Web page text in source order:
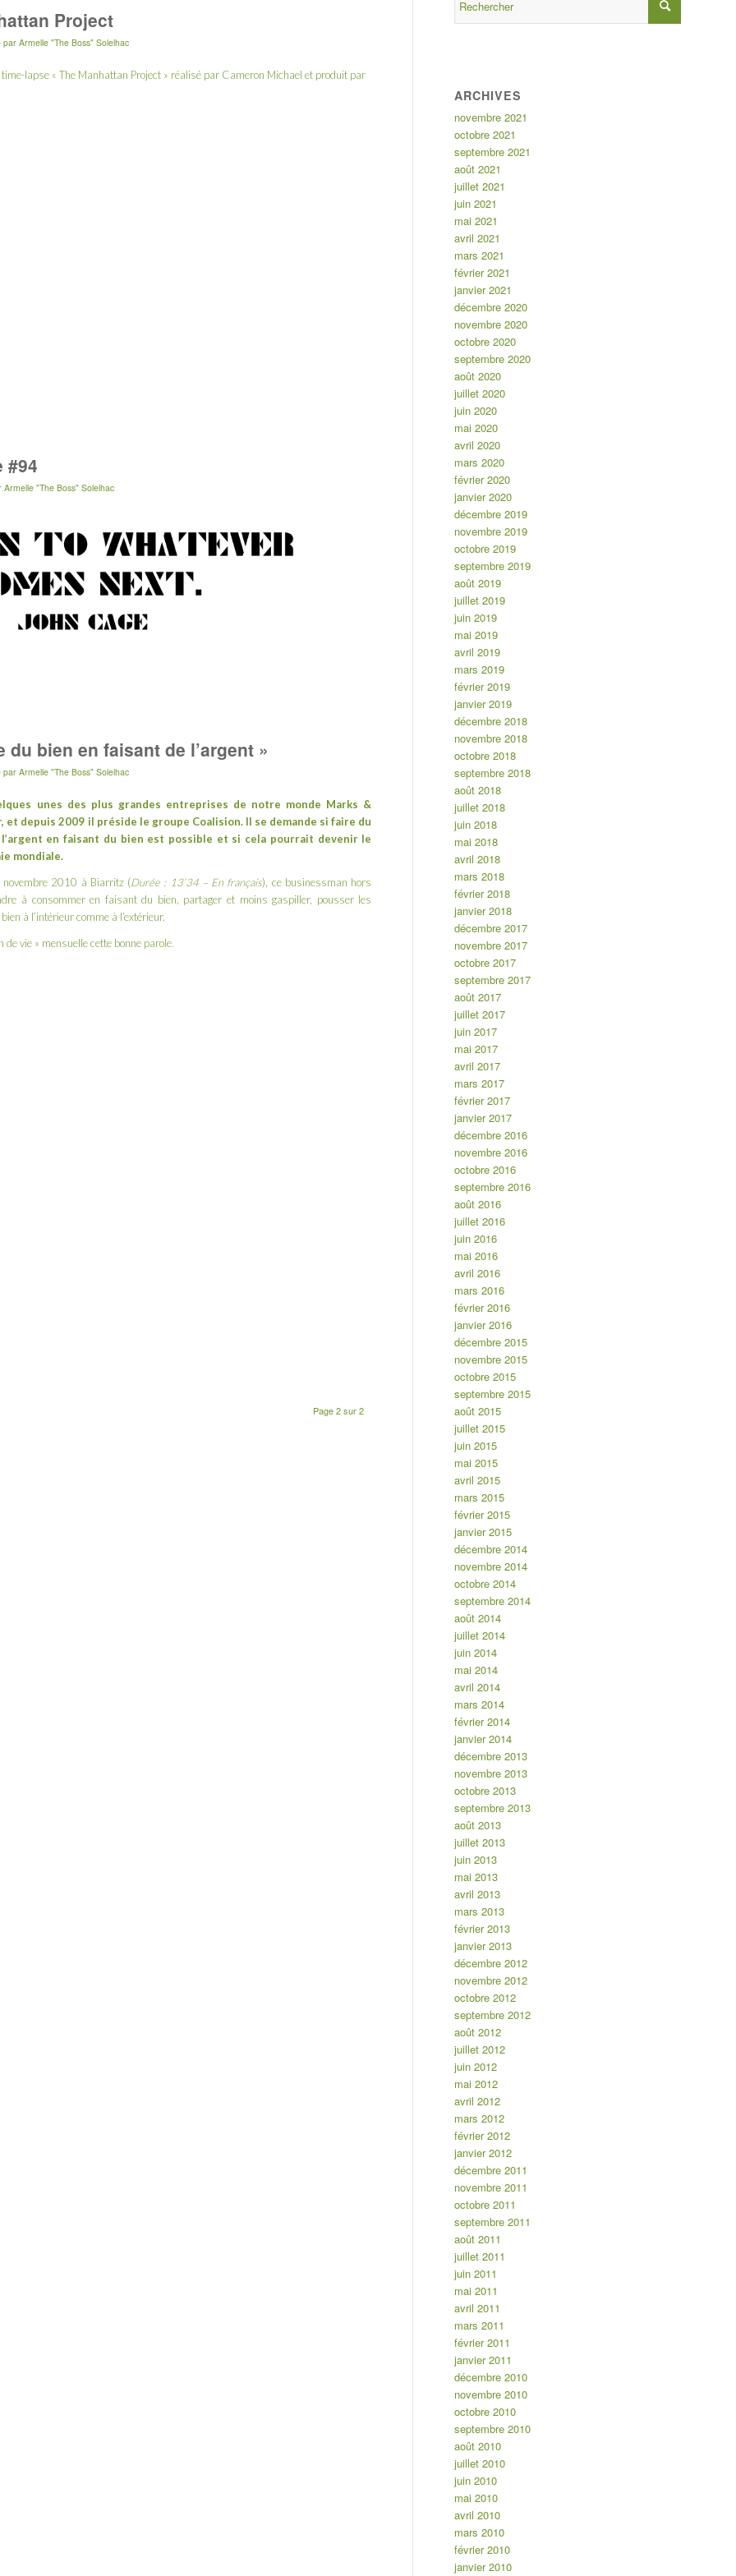
Project
par Armelle "The Boss" Solelhac
lapse « The Manhattan Project » réalisé par Cameron Michael et produit par
#94
Armelle "The Boss" Solelhac
bien en faisant de l’argent »
par Armelle "The Boss" Solelhac
unes des plus grandes entreprises de notre monde Marks &
, et depuis 2009 il préside le groupe Coalision. Il se demande si faire du
en faisant du bien est possible et si cela pourrait devenir le
mondiale.
novembre 2010 à Biarritz (Durée : 13’34 – En français), ce businessman hors
à consommer en faisant du bien, partager et moins gaspiller, pousser les
à l’intérieur comme à l’extérieur.
vie » mensuelle cette bonne parole.
Page 2 sur 2
ARCHIVES
novembre 2021
octobre 2021
septembre 2021
août 2021
juillet 2021
juin 2021
mai 2021
avril 2021
mars 2021
février 2021
janvier 2021
décembre 2020
novembre 2020
octobre 2020
septembre 2020
août 2020
juillet 2020
juin 2020
mai 2020
avril 2020
mars 2020
février 2020
janvier 2020
décembre 2019
novembre 2019
octobre 2019
septembre 2019
août 2019
juillet 2019
juin 2019
mai 2019
avril 2019
mars 2019
février 2019
janvier 2019
décembre 2018
novembre 2018
octobre 2018
septembre 2018
août 2018
juillet 2018
juin 2018
mai 2018
avril 2018
mars 2018
février 2018
janvier 2018
décembre 2017
novembre 2017
octobre 2017
septembre 2017
août 2017
juillet 2017
juin 2017
mai 2017
avril 2017
mars 2017
février 2017
janvier 2017
décembre 2016
novembre 2016
octobre 2016
septembre 2016
août 2016
juillet 2016
juin 2016
mai 2016
avril 2016
mars 2016
février 2016
janvier 2016
décembre 2015
novembre 2015
octobre 2015
septembre 2015
août 2015
juillet 2015
juin 2015
mai 2015
avril 2015
mars 2015
février 2015
janvier 2015
décembre 2014
novembre 2014
octobre 2014
septembre 2014
août 2014
juillet 2014
juin 2014
mai 2014
avril 2014
mars 2014
février 2014
janvier 2014
décembre 2013
novembre 2013
octobre 2013
septembre 2013
août 2013
juillet 2013
juin 2013
mai 2013
avril 2013
mars 2013
février 2013
janvier 2013
décembre 2012
novembre 2012
octobre 2012
septembre 2012
août 2012
juillet 2012
juin 2012
mai 2012
avril 2012
mars 2012
février 2012
janvier 2012
décembre 2011
novembre 2011
octobre 2011
septembre 2011
août 2011
juillet 2011
juin 2011
mai 2011
avril 2011
mars 2011
février 2011
janvier 2011
décembre 2010
novembre 2010
octobre 2010
septembre 2010
août 2010
juillet 2010
juin 2010
mai 2010
avril 2010
mars 2010
février 2010
janvier 2010